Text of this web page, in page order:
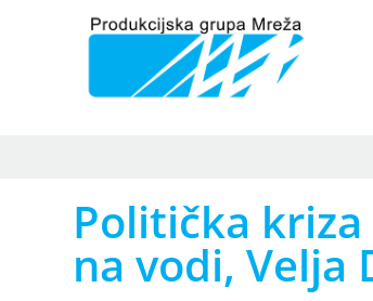
Politička kriza
na vodi, Velja